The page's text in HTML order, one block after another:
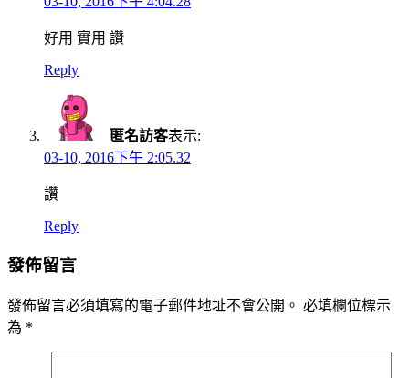
好用 實用 讚
Reply
匿名訪客表示:
03-10, 2016下午 2:05.32
讚
Reply
發佈留言
發佈留言必須填寫的電子郵件地址不會公開。 必填欄位標示
為 *